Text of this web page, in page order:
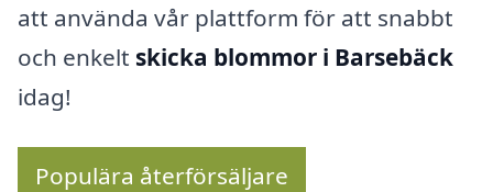
att använda vår plattform för att snabbt
och enkelt skicka blommor i Barsebäck
idag!
Populära återförsäljare